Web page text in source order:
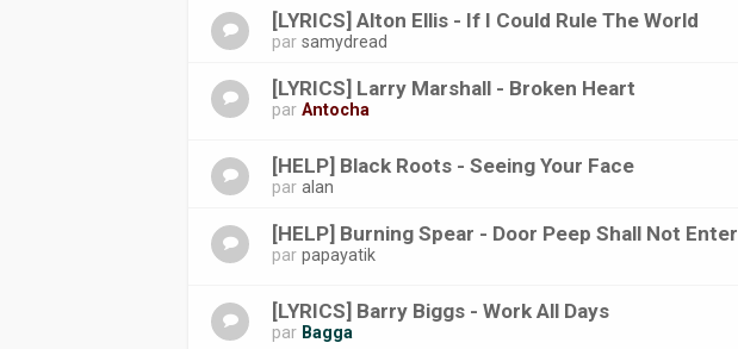
[LYRICS] Alton Ellis - If I Could Rule The World
parsamydread
[LYRICS] Larry Marshall - Broken Heart
parAntocha
[HELP] Black Roots - Seeing Your Face
paralan
[HELP] Burning Spear - Door Peep Shall Not Enter
parpapayatik
[LYRICS] Barry Biggs - Work All Days
par Bagga